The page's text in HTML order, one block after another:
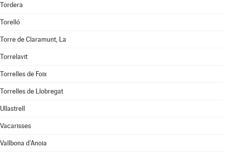
Tordera
Torelló
Torre de Claramunt, La
Torrelavit
Torrelles de Foix
Torrelles de Llobregat
Ullastrell
Vacarisses
Vallbona d'Anoia